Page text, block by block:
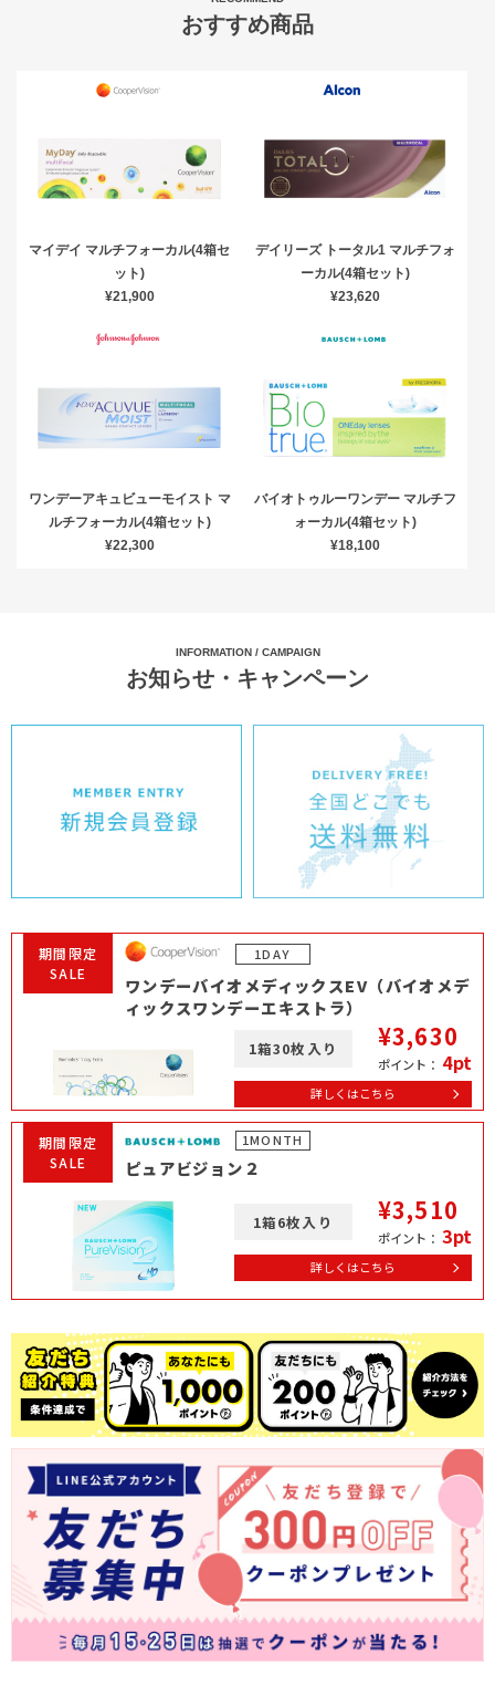
おすすめ商品
マイデイ マルチフォーカル(4箱セ
ット)
¥21,900
デイリーズ トータル1 マルチフォ
ーカル(4箱セット)
¥23,620
ワンデーアキュビューモイスト マ
ルチフォーカル(4箱セット)
¥22,300
バイオトゥルーワンデー マルチフ
ォーカル(4箱セット)
¥18,100
INFORMATION / CAMPAIGN
お知らせ・キャンペーン
1DAY
期間限定
SALE
ワンデーバイオメディックスEV（バイオメデ
ィックスワンデーエキストラ）
1箱30枚入り ¥3,630
ポイント： 4pt
詳しくはこちら
1MONTH
期間限定
SALE
ピュアビジョン２
1箱6枚入り ¥3,510
ポイント： 3pt
詳しくはこちら